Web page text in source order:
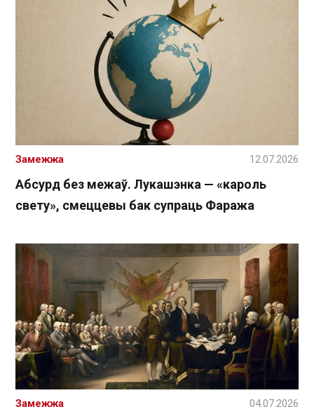
Абсурд без межаў. Лукашэнка — «кароль
свету», смеццевы бак супраць Фаража
Замежжа 12.07.2026
Замежжа 04.07.2026